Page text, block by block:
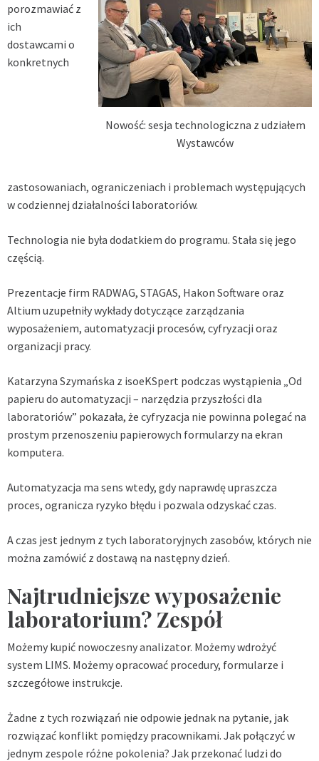
Nowość: sesja technologiczna z udziałem
Wystawców
porozmawiać z
ich
dostawcami o
konkretnych
zastosowaniach, ograniczeniach i problemach występujących
w codziennej działalności laboratoriów.
Technologia nie była dodatkiem do programu. Stała się jego
częścią.
Prezentacje firm RADWAG, STAGAS, Hakon Software oraz
Altium uzupełniły wykłady dotyczące zarządzania
wyposażeniem, automatyzacji procesów, cyfryzacji oraz
organizacji pracy.
Katarzyna Szymańska z isoeKSpert podczas wystąpienia „Od
papieru do automatyzacji – narzędzia przyszłości dla
laboratoriów” pokazała, że cyfryzacja nie powinna polegać na
prostym przenoszeniu papierowych formularzy na ekran
komputera.
Automatyzacja ma sens wtedy, gdy naprawdę upraszcza
proces, ogranicza ryzyko błędu i pozwala odzyskać czas.
A czas jest jednym z tych laboratoryjnych zasobów, których nie
można zamówić z dostawą na następny dzień.
Najtrudniejsze wyposażenie
laboratorium? Zespół
Możemy kupić nowoczesny analizator. Możemy wdrożyć
system LIMS. Możemy opracować procedury, formularze i
szczegółowe instrukcje.
Żadne z tych rozwiązań nie odpowie jednak na pytanie, jak
rozwiązać konflikt pomiędzy pracownikami. Jak połączyć w
jednym zespole różne pokolenia? Jak przekonać ludzi do